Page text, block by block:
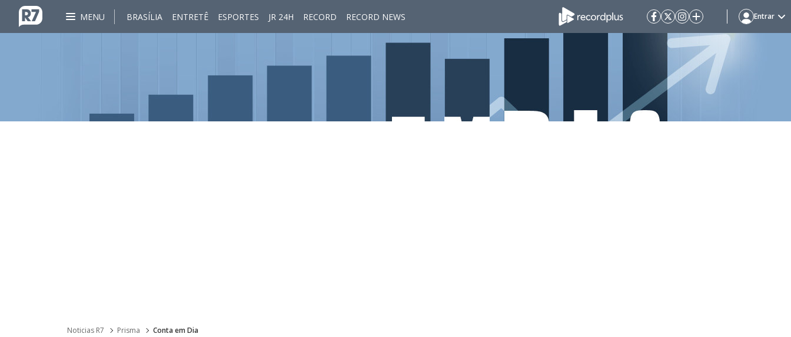
MENU BRASÍLIA ENTRETÊ ESPORTES JR 24H RECORD RECORD NEWS Entrar
Noticias R7 Prisma Conta em Dia